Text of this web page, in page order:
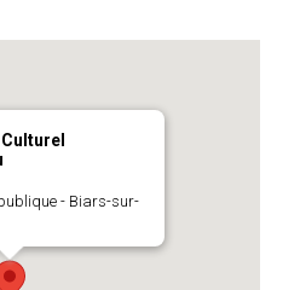
- Biars-sur-